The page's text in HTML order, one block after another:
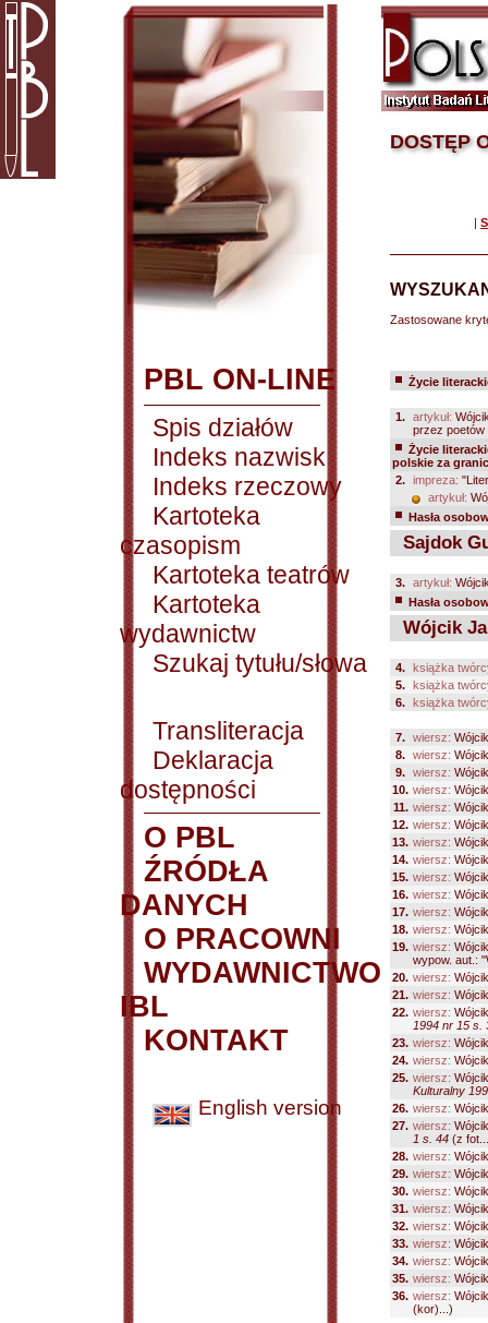
PBL ON-LINE
Spis działów
Indeks nazwisk
Indeks rzeczowy
Kartoteka
czasopism
Kartoteka teatrów
Kartoteka
wydawnictw
Szukaj tytułu/słowa
Transliteracja
Deklaracja
dostępności
O PBL
ŹRÓDŁA
DANYCH
O PRACOWNI
WYDAWNICTWO
IBL
KONTAKT
English version
DOSTĘP
|
Zastosowane
Życie
1. artykuł:
przez
Życie
polskie za
2. impreza:
artykuł:
Hasła
Sajdok
3. artykuł:
Hasła
Wójcik
4. książka
5. książka
6. książka
7. wiersz:
8. wiersz:
9. wiersz:
10. wiersz:
11. wiersz:
12. wiersz:
13. wiersz:
14. wiersz:
15. wiersz:
16. wiersz:
17. wiersz:
18. wiersz:
19. wiersz:
wypow. aut.:
20. wiersz:
21. wiersz:
22. wiersz:
1994 nr 15 s.
23. wiersz:
24. wiersz:
25. wiersz:
Kulturalny
26. wiersz:
27. wiersz:
1 s. 44 (z
28. wiersz:
29. wiersz:
30. wiersz:
31. wiersz:
32. wiersz:
33. wiersz:
34. wiersz:
35. wiersz:
36. wiersz:
(kor)...)